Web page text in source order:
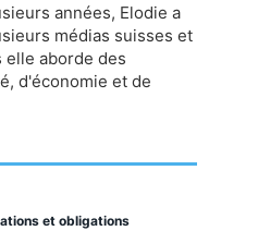
années, Elodie a
médias suisses et
aborde des
d'économie et de
et obligations